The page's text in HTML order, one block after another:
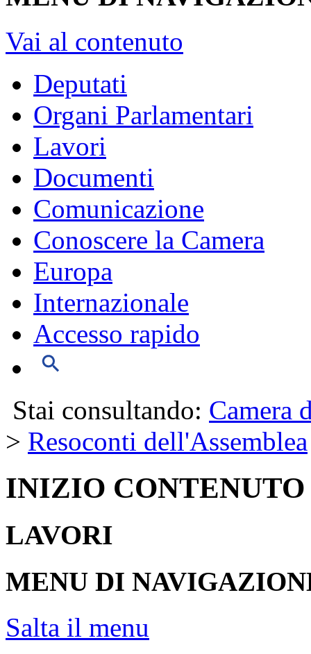
Vai al contenuto
Deputati
Organi Parlamentari
Lavori
Documenti
Comunicazione
Conoscere la Camera
Europa
Internazionale
Accesso rapido
Stai consultando: Camera
> Resoconti dell'Assemblea
INIZIO CONTENUTO
LAVORI
MENU DI
Salta il menu